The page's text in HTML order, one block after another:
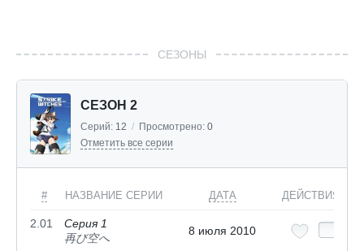
СЕЗОНЫ
СЕЗОН 2
Серий: 12 / Просмотрено: 0
Отметить все серии
# НАЗВАНИЕ СЕРИИ ДАТА ДЕЙСТВИЯ
2.01
Серия 1
再び空へ
8 июля 2010